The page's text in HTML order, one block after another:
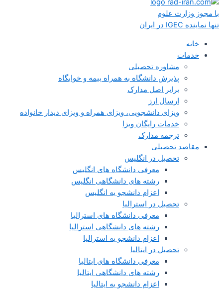
با مجوز وزارت علوم
تنها نماینده IGEC در ایران
خانه
خدمات
مشاوره تحصیلی
پذیرش دانشگاه به همراه بیمه و خوابگاه
برابر اصل مدارک
ارسال ارز
ویزای دانشجویی، ویزای همراه و ویزای دیدار خانواده
خدمات رایگان ویزا
ترجمه مدارک
مقاصد تحصیلی
تحصیل در انگلیس
معرفی دانشگاه های انگلیس
رشته های دانشگاهی انگلیس
اعزام دانشجو به انگلیس
تحصیل در استرالیا
معرفی دانشگاه های استرالیا
رشته های دانشگاهی استرالیا
اعزام دانشجو به استرالیا
تحصیل در ایتالیا
معرفی دانشگاه های ایتالیا
رشته های دانشگاهی ایتالیا
اعزام دانشجو به ایتالیا